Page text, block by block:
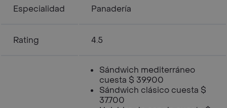
Especialidad Panadería
Rating 4.5
Sándwich mediterráneo
cuesta $ 39.900
Sándwich clásico cuesta $
37.700